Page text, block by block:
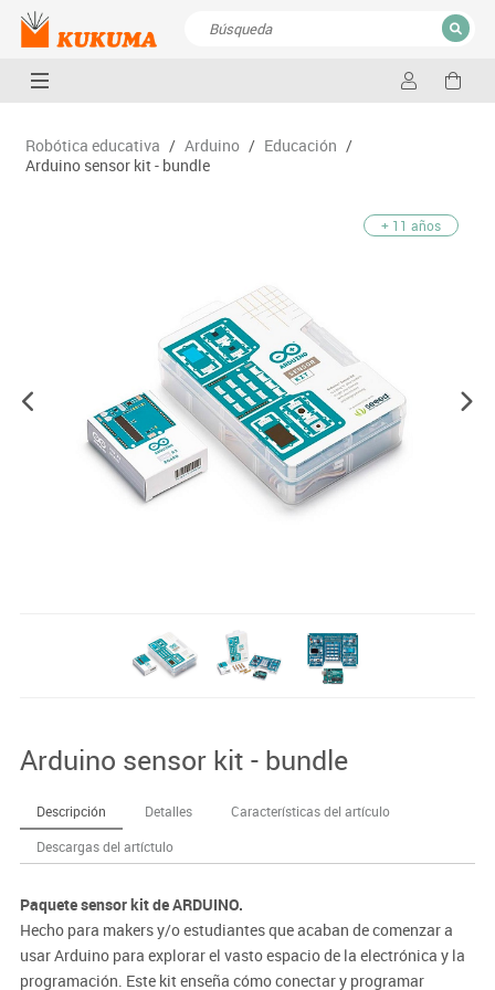
CERRAR
Robótica educativa / Arduino / Educación /
Arduino sensor kit - bundle
+ 11 años
Arduino sensor kit - bundle
Descripción Detalles
Características del artículo
Descargas del artíctulo
Paquete sensor kit de ARDUINO.
Hecho para makers y/o estudiantes que acaban de comenzar a
usar Arduino para explorar el vasto espacio de la electrónica y la
programación. Este kit enseña cómo conectar y programar